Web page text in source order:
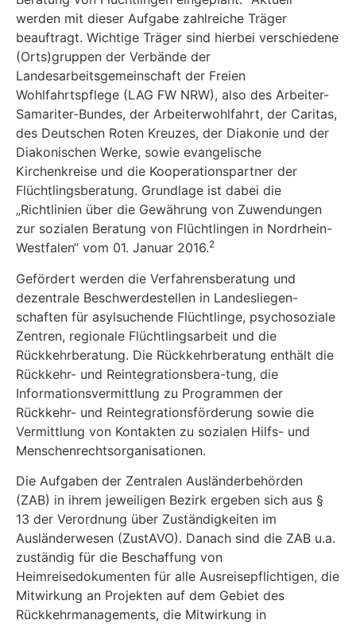
werden mit dieser Aufgabe zahl­reiche Träger
beauftragt. Wichtige Träger sind hierbei verschiedene
(Orts)gruppen der Ver­bände der
Landesarbeitsgemeinschaft der Freien
Wohlfahrtspflege (LAG FW NRW), also des Arbeiter-
Samariter-Bundes, der Arbeiterwohlfahrt, der Caritas,
des Deutschen Roten Kreuzes, der Diakonie und der
Diakonischen Werke, sowie evangelische
Kirchenkreise und die Koope­rationspartner der
Flüchtlingsberatung. Grundlage ist dabei die
„Richtlinien über die Gewäh­rung von Zuwendungen
zur sozialen Beratung von Flüchtlingen in Nordrhein-
Westfalen“ vom 01. Januar 2016.2
Gefördert werden die Verfahrensberatung und
dezentrale Beschwerdestellen in Landesliegen-
schaften für asylsuchende Flüchtlinge, psychosoziale
Zentren, regionale Flüchtlingsarbeit und die
Rückkehrberatung. Die Rückkehrberatung enthält die
Rückkehr- und Reintegrationsbera-tung, die
Informationsvermittlung zu Programmen der
Rückkehr- und Reintegrationsförderung sowie die
Vermittlung von Kontakten zu sozialen Hilfs- und
Menschenrechtsorganisationen.
Die Aufgaben der Zentralen Ausländerbehörden
(ZAB) in ihrem jeweiligen Bezirk ergeben sich aus §
13 der Verordnung über Zuständigkeiten im
Ausländerwesen (ZustAVO). Danach sind die ZAB u.a.
zuständig für die Beschaffung von
Heimreisedokumenten für alle Ausreisepflich­tigen, die
Mitwirkung an Projekten auf dem Gebiet des
Rückkehrmanagements, die Mitwirkung in